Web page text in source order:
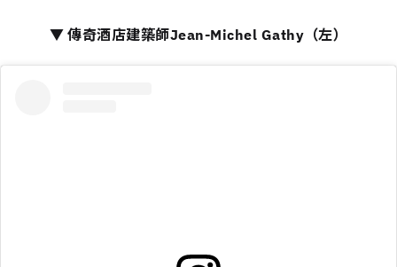
▼ 傳奇酒店建築師Jean-Michel Gathy（左）